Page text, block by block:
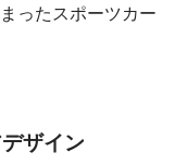
ったスポーツカー
ザイン